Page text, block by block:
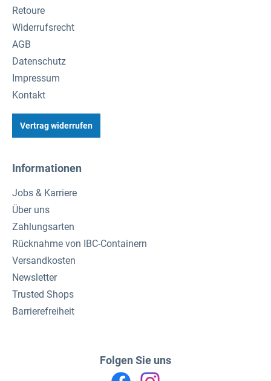
Retoure
Widerrufsrecht
AGB
Datenschutz
Impressum
Kontakt
Vertrag widerrufen
Informationen
Jobs & Karriere
Über uns
Zahlungsarten
Rücknahme von IBC-Containern
Versandkosten
Newsletter
Trusted Shops
Barrierefreiheit
Folgen Sie uns